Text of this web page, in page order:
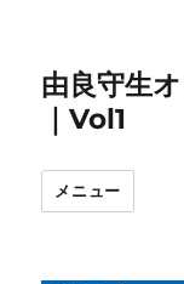
由良守生
｜Vol1
メニュー